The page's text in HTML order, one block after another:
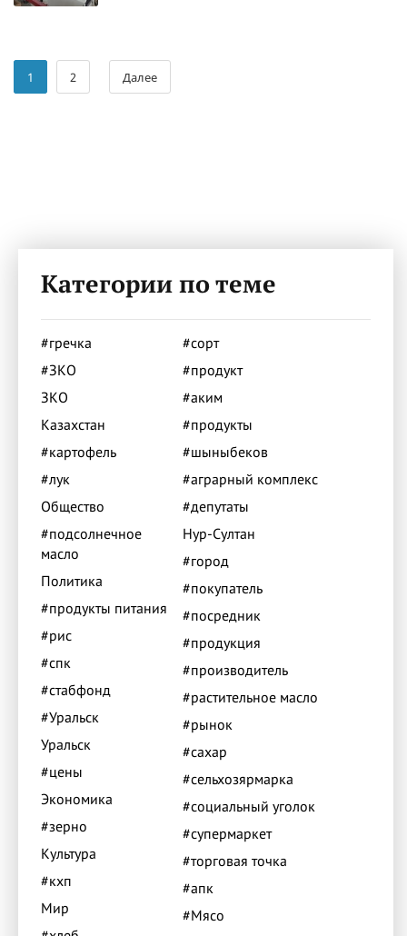
1 2 Далее
Категории по теме
#гречка
#ЗКО
ЗКО
Казахстан
#картофель
#лук
Общество
#подсолнечное
масло
Политика
#продукты питания
#рис
#спк
#стабфонд
#Уральск
Уральск
#цены
Экономика
#зерно
Культура
#кхп
Мир
#сорт
#продукт
#аким
#продукты
#шыныбеков
#аграрный комплекс
#депутаты
Нур-Султан
#город
#покупатель
#посредник
#продукция
#производитель
#растительное масло
#рынок
#сахар
#сельхозярмарка
#социальный уголок
#супермаркет
#торговая точка
#апк
#Мясо